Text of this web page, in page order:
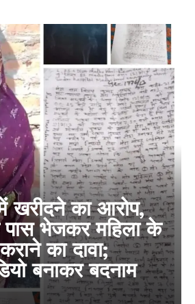
खरीदने का आरोप,
पास भेजकर महिला के
का दावा;
बनाकर बदनाम